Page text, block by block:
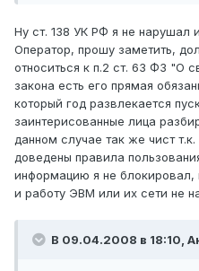
Ну ст. 138 УК РФ я не нарушал
Оператор, прошу заметить,
относиться к п.2 ст. 63 ФЗ "О
закона есть его прямая
который год развлекается
заинтерисованные лица
данном случае так же чист
доведены правила
информацию я не
и работу ЭВМ или их сети не
В 09.04.2008 в 18:10,